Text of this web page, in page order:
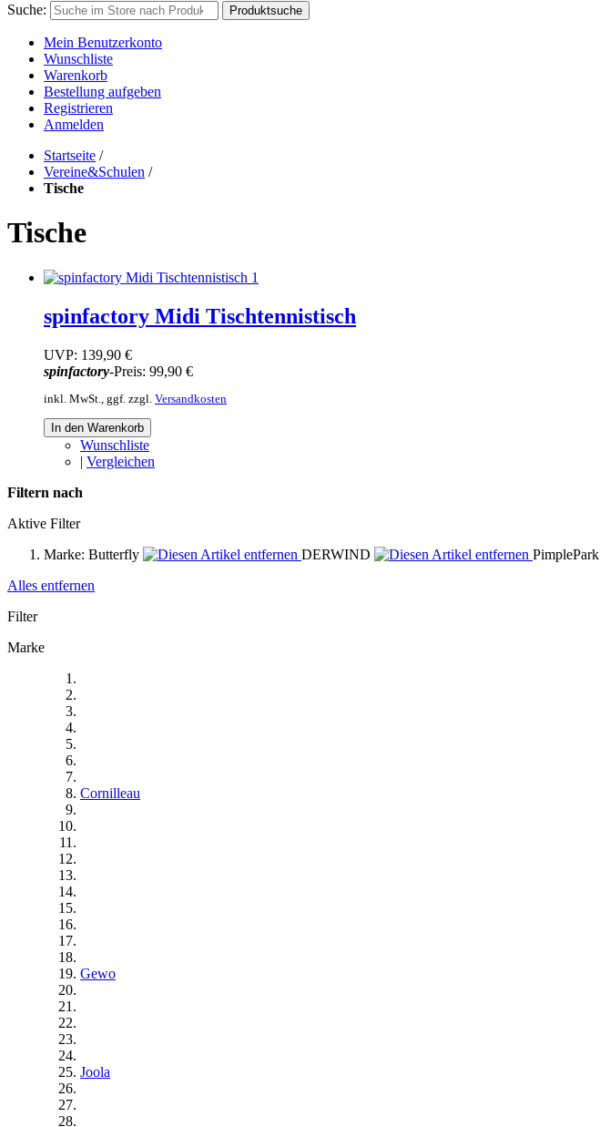
Suche: Produktsuche
Mein Benutzerkonto
Wunschliste
Warenkorb
Bestellung aufgeben
Registrieren
Anmelden
Startseite /
Vereine&Schulen /
Tische
Tische
spinfactory Midi Tischtennistisch
UVP: 139,90 €
spinfactory-Preis: 99,90 €
inkl. MwSt., ggf. zzgl. Versandkosten
In den Warenkorb
Wunschliste
| Vergleichen
Filtern nach
Aktive Filter
Marke: Butterfly DERWIND PimplePark
Alles entfernen
Filter
Marke
Cornilleau
Gewo
Joola